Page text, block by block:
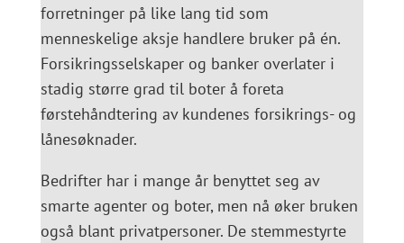
forretninger på like lang tid som
menneskelige aksje handlere bruker på én.
Forsikringsselskaper og banker overlater i
stadig større grad til boter å foreta
førstehåndtering av kundenes forsikrings- og
lånesøknader.
Bedrifter har i mange år benyttet seg av
smarte agenter og boter, men nå øker bruken
også blant privatpersoner. De stemmestyrte